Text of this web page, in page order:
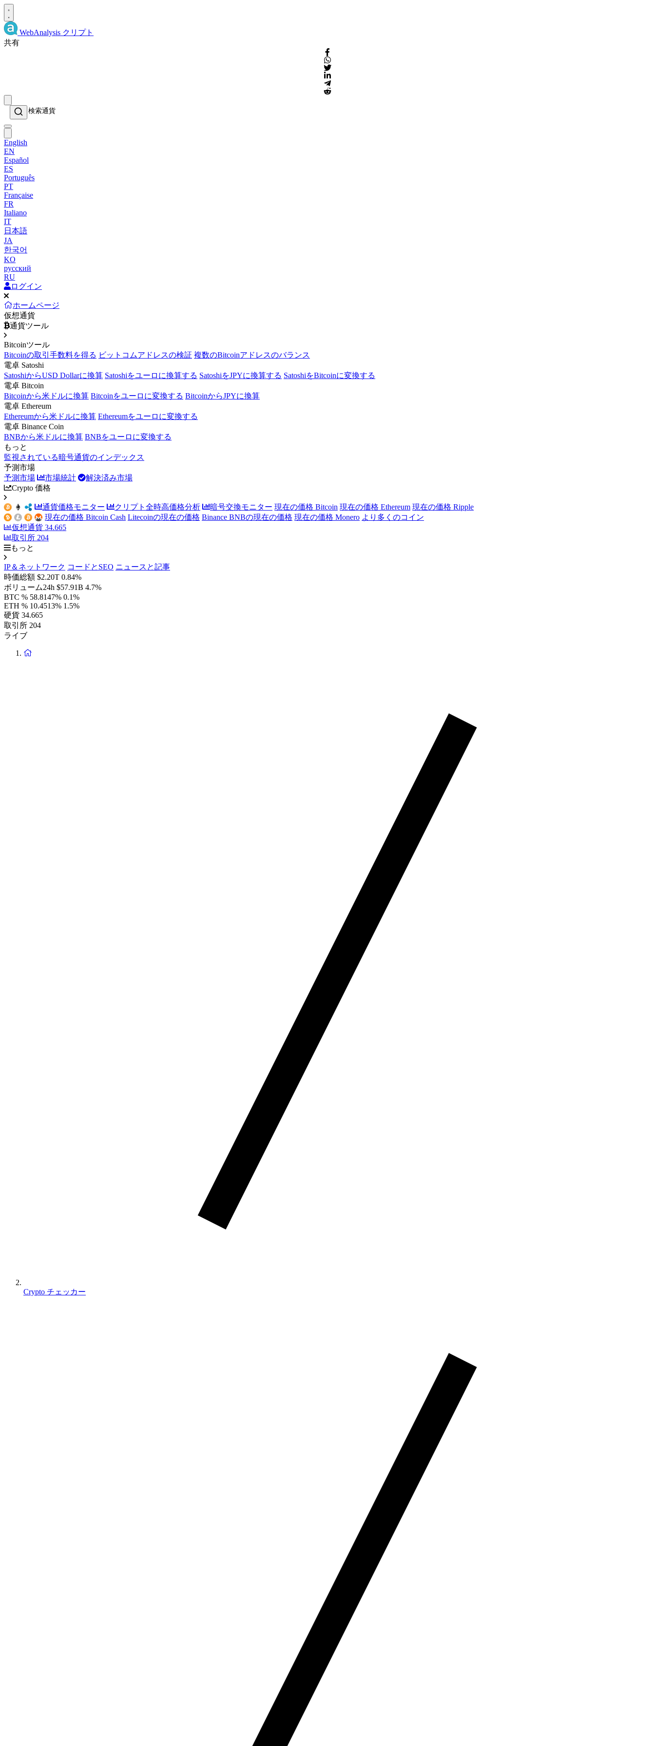
WebAnalysis クリプト
共有
English
EN
Español
ES
Português
PT
Française
FR
Italiano
IT
日本語
JA
한국어
KO
русский
RU
ログイン
ホームページ
仮想通貨
通貨ツール
Bitcoinツール
Bitcoinの取引手数料を得る ビットコムアドレスの検証 複数のBitcoinアドレスのバランス
電卓 Satoshi
SatoshiからUSD Dollarに換算 Satoshiをユーロに換算する SatoshiをJPYに換算する SatoshiをBitcoinに変換する
電卓 Bitcoin
Bitcoinから米ドルに換算 Bitcoinをユーロに変換する BitcoinからJPYに換算
電卓 Ethereum
Ethereumから米ドルに換算 Ethereumをユーロに変換する
電卓 Binance Coin
BNBから米ドルに換算 BNBをユーロに変換する
もっと
監視されている暗号通貨のインデックス
予測市場
予測市場
市場統計
解決済み市場
Crypto 価格
通貨価格モニター クリプト全時高価格分析 暗号交換モニター 現在の価格 Bitcoin 現在の価格 Ethereum 現在の価格 Ripple
現在の価格 Bitcoin Cash Litecoinの現在の価格 Binance BNBの現在の価格 現在の価格 Monero より多くのコイン
仮想通貨 34.665
取引所 204
もっと
IP＆ネットワーク コードとSEO ニュースと記事
時価総額 $2.20T 0.84%
ボリューム24h $57.91B 4.7%
BTC % 58.8147% 0.1%
ETH % 10.4513% 1.5%
硬貨 34.665
取引所 204
ライブ
Crypto チェッカー